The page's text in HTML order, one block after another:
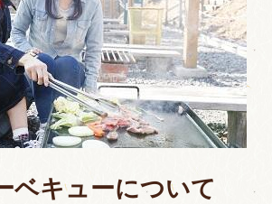
ベキューについて